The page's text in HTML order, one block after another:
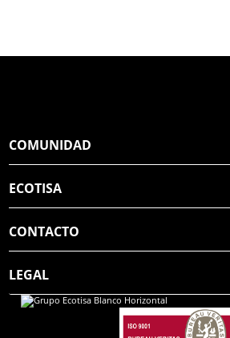
COMUNIDAD
ECOTISA
CONTACTO
LEGAL